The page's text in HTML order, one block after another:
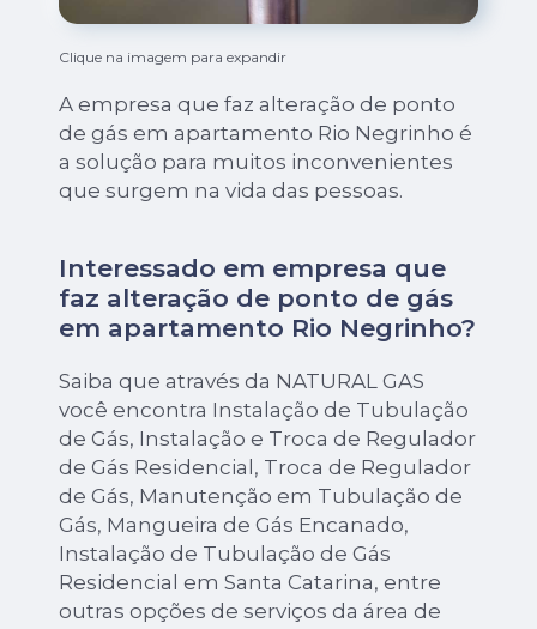
Clique na imagem para expandir
A empresa que faz alteração de ponto
de gás em apartamento Rio Negrinho é
a solução para muitos inconvenientes
que surgem na vida das pessoas.
Interessado em empresa que
faz alteração de ponto de gás
em apartamento Rio Negrinho?
Saiba que através da NATURAL GAS
você encontra Instalação de Tubulação
de Gás, Instalação e Troca de Regulador
de Gás Residencial, Troca de Regulador
de Gás, Manutenção em Tubulação de
Gás, Mangueira de Gás Encanado,
Instalação de Tubulação de Gás
Residencial em Santa Catarina, entre
outras opções de serviços da área de